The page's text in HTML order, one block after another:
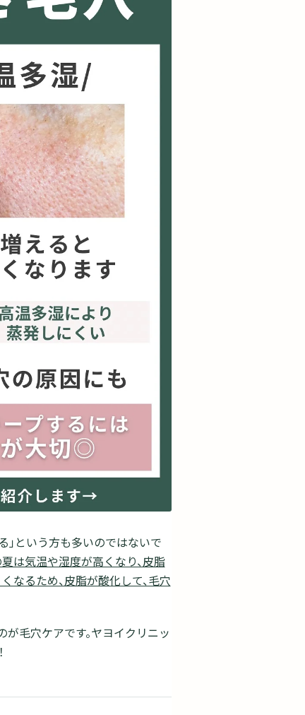
」という方も多いのではないで
は気温や湿度が高くなり、皮脂
なるため、皮脂が酸化して、毛穴
毛穴ケアです。ヤヨイクリニッ